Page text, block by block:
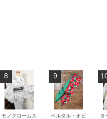
8
モノクロームス
9
ベルタル・オビ
タ